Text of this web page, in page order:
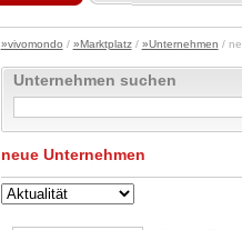
»vivomondo / »Marktplatz/ »Unternehmen /
Unternehmen suchen
neue Unternehmen